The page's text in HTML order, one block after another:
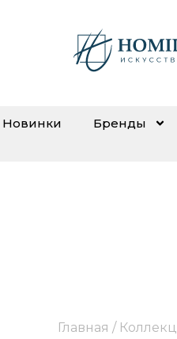
Новинки Бренды
Главная /